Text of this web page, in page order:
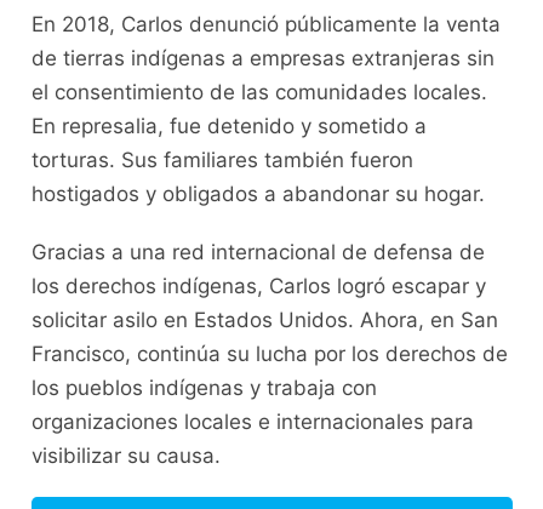
En 2018, Carlos denunció públicamente la venta
de tierras indígenas a empresas extranjeras sin
el consentimiento de las comunidades locales.
En represalia, fue detenido y sometido a
torturas. Sus familiares también fueron
hostigados y obligados a abandonar su hogar.
Gracias a una red internacional de defensa de
los derechos indígenas, Carlos logró escapar y
solicitar asilo en Estados Unidos. Ahora, en San
Francisco, continúa su lucha por los derechos de
los pueblos indígenas y trabaja con
organizaciones locales e internacionales para
visibilizar su causa.